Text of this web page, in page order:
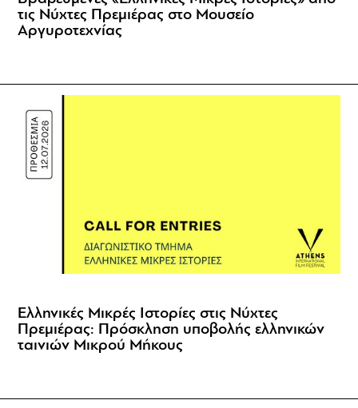
τις Νύχτες Πρεμιέρας στο Μουσείο
Αργυροτεχνίας
Ελληνικές Μικρές Ιστορίες στις Νύχτες
Πρεμιέρας: Πρόσκληση υποβολής ελληνικών
ταινιών Μικρού Μήκους